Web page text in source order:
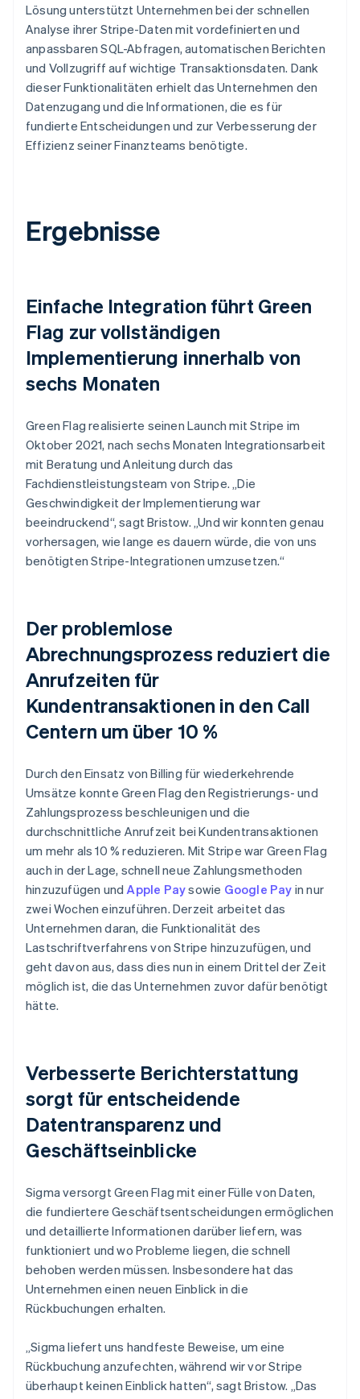
Lösung unterstützt Unternehmen bei der schnellen
Analyse ihrer Stripe-Daten mit vordefinierten und
anpassbaren SQL-Abfragen, automatischen Berichten
und Vollzugriff auf wichtige Transaktionsdaten. Dank
dieser Funktionalitäten erhielt das Unternehmen den
Datenzugang und die Informationen, die es für
fundierte Entscheidungen und zur Verbesserung der
Effizienz seiner Finanzteams benötigte.
Ergebnisse
Einfache Integration führt Green
Flag zur vollständigen
Implementierung innerhalb von
sechs Monaten
Green Flag realisierte seinen Launch mit Stripe im
Oktober 2021, nach sechs Monaten Integrationsarbeit
mit Beratung und Anleitung durch das
Fachdienstleistungsteam von Stripe. „Die
Geschwindigkeit der Implementierung war
beeindruckend“, sagt Bristow. „Und wir konnten genau
vorhersagen, wie lange es dauern würde, die von uns
benötigten Stripe-Integrationen umzusetzen.“
Der problemlose
Abrechnungsprozess reduziert die
Anrufzeiten für
Kundentransaktionen in den Call
Centern um über 10 %
Durch den Einsatz von Billing für wiederkehrende
Umsätze konnte Green Flag den Registrierungs- und
Zahlungsprozess beschleunigen und die
durchschnittliche Anrufzeit bei Kundentransaktionen
um mehr als 10 % reduzieren. Mit Stripe war Green Flag
auch in der Lage, schnell neue Zahlungsmethoden
hinzuzufügen und Apple Paysowie Google Pay in nur
zwei Wochen einzuführen. Derzeit arbeitet das
Unternehmen daran, die Funktionalität des
Lastschriftverfahrens von Stripe hinzuzufügen, und
geht davon aus, dass dies nun in einem Drittel der Zeit
möglich ist, die das Unternehmen zuvor dafür benötigt
hätte.
Verbesserte Berichterstattung
sorgt für entscheidende
Datentransparenz und
Geschäftseinblicke
Sigma versorgt Green Flag mit einer Fülle von Daten,
die fundiertere Geschäftsentscheidungen ermöglichen
und detaillierte Informationen darüber liefern, was
funktioniert und wo Probleme liegen, die schnell
behoben werden müssen. Insbesondere hat das
Unternehmen einen neuen Einblick in die
Rückbuchungen erhalten.
„Sigma liefert uns handfeste Beweise, um eine
Rückbuchung anzufechten, während wir vor Stripe
überhaupt keinen Einblick hatten“, sagt Bristow. „Das